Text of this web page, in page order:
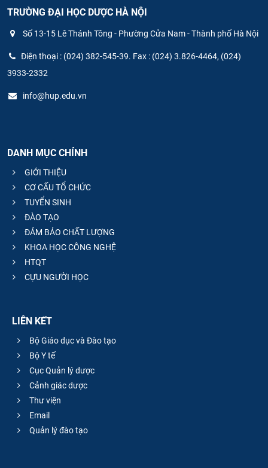
TRƯỜNG ĐẠI HỌC DƯỢC HÀ NỘI
Số 13-15 Lê Thánh Tông - Phường Cửa Nam - Thành phố Hà Nội
Điện thoại : (024) 382-545-39. Fax : (024) 3.826-4464, (024)
3933-2332
info@hup.edu.vn
DANH MỤC CHÍNH
GIỚI THIỆU
CƠ CẤU TỔ CHỨC
TUYỂN SINH
ĐÀO TẠO
ĐẢM BẢO CHẤT LƯỢNG
KHOA HỌC CÔNG NGHỆ
HTQT
CỰU NGƯỜI HỌC
LIÊN KẾT
Bộ Giáo dục và Đào tạo
Bộ Y tế
Cục Quản lý dược
Cảnh giác dược
Thư viện
Email
Quản lý đào tạo